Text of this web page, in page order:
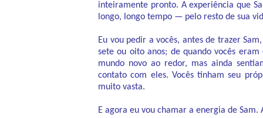
inteiramente pronto. A experiência que
longo, longo tempo — pelo resto de sua
Eu vou pedir a vocês, antes de trazer
sete ou oito anos; de quando vocês
mundo novo ao redor, mas ainda
contato com eles. Vocês tinham seu
muito vasta.
E agora eu vou chamar a energia de Sam.